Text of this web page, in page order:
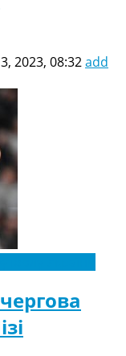
2023, 08:32add